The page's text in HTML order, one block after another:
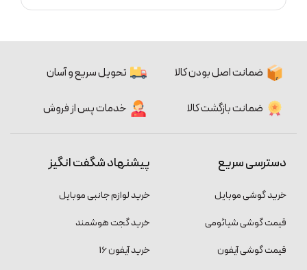
ضمانت اصل بودن کالا تحویل سریع و آسان
ضمانت بازگشت کالا خدمات پس از فروش
دسترسی سریع
خرید گوشی موبایل
قیمت گوشی شیائومی
قیمت گوشی آیفون
پیشنهاد شگفت انگیز
خرید لوازم جانبی موبایل
خرید گجت هوشمند
خرید آیفون 16